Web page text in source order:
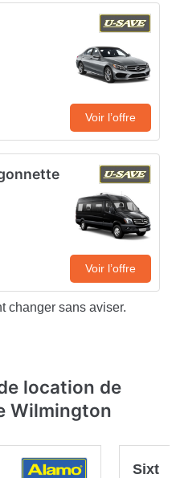
Voir l’offre
Voir l’offre
changer sans aviser.
location de
Wilmington
Sixt